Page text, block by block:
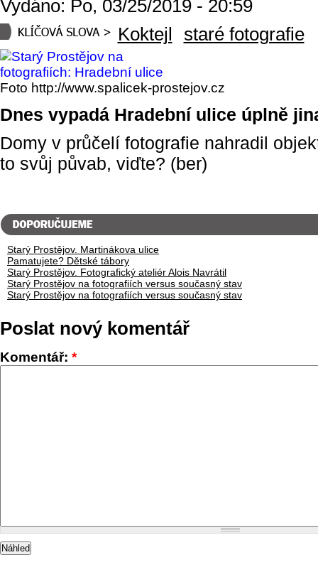
Vydáno: Po, 03/25/2019 - 20:59
Koktejl
staré fotografie
Foto http://www.spalicek-prostejov.cz
Dnes vypadá Hradební ulice úplně
Domy v průčelí fotografie nahradil
to svůj půvab, viďte? (ber)
Starý Prostějov. Martinákova ulice
Pamatujete? Dětské tábory
Starý Prostějov. Fotografický ateliér Alois Navrátil
Starý Prostějov na fotografiích versus současný stav
Starý Prostějov na fotografiích versus současný stav
Poslat nový komentář
Komentář: *